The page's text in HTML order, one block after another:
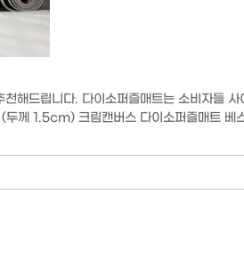
드립니다. 다이소퍼즐매트는 소비자들
께 1.5cm) 크림캔버스 다이소퍼즐매트